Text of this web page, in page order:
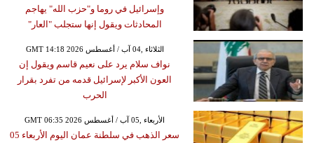
وإسرائيل في روما و"حزب الله" يهاجم
المحادثات ويقول إنها ستجلب "العار"
GMT 14:18 2026 الثلاثاء ,04 آب / أغسطس
نواف سلام يرد على نعيم قاسم ويقول إن
العون الأكبر لإسرائيل قدمه من تفرد بقرار
الحرب
GMT 06:35 2026 الأربعاء ,05 آب / أغسطس
سعر الذهب في سلطنة عمان اليوم الأربعاء 05